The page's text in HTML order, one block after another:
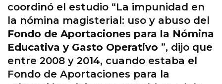
coordinó el estudio “La impunidad en
la nómina magisterial: uso y abuso del
Fondo de Aportaciones para la Nómina
Educativa y Gasto Operativo ”, dijo que
entre 2008 y 2014, cuando estaba el
Fondo de Aportaciones para la